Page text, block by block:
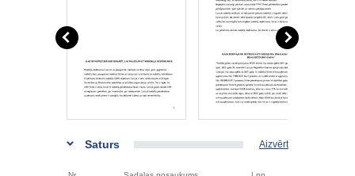
Saturs Aizvērt